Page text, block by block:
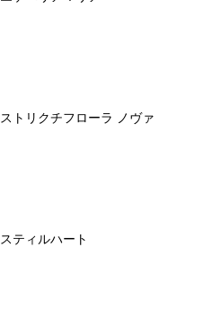
ストリクチフローラ ノヴァ
スティルハート